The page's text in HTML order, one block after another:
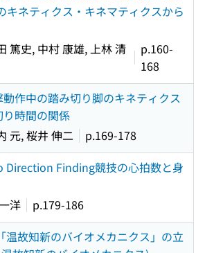
キネティクス・キネマティクスから
篤史, 中村 康雄, 上林 清
p.160-
168
作中の踏み切り脚のキネティクス
時間の関係
元, 桜井 伸二
p.169-178
Direction Finding競技の心拍数と身
洋
p.179-186
温故知新のバイオメカニクス」の立